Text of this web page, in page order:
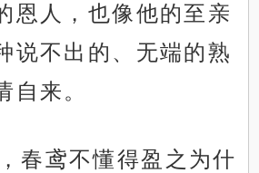
恩人，也像他的至亲
说不出的、无端的熟
自来。
春鸢不懂得盈之为什